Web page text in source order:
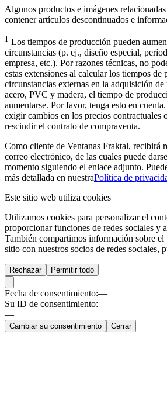
Algunos productos e imágenes
contener artículos descontinuados e
1 Los tiempos de producción pueden
circunstancias (p. ej., diseño especial,
empresa, etc.). Por razones técnicas, no
estas extensiones al calcular los tiempos
circunstancias externas en la adquisición
acero, PVC y madera, el tiempo de
aumentarse. Por favor, tenga esto en
exigir cambios en los precios contractuales
rescindir el contrato de compraventa.
Como cliente de Ventanas Fraktal, recibirá
correo electrónico, de las cuales puede
momento siguiendo el enlace adjunto.
más detallada en nuestraPolítica de
Este sitio web utiliza cookies
Utilizamos cookies para personalizar el
proporcionar funciones de redes sociales y
También compartimos información sobre el
sitio con nuestros socios de redes sociales,
Rechazar Permitir todo
Fecha de consentimiento:—
Su ID de consentimiento:
—
Cambiar su consentimiento Cerrar